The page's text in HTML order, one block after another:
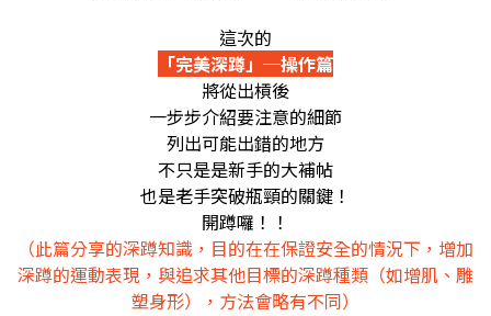
這次的
「完美深蹲」─操作篇
將從出槓後
一步步介紹要注意的細節
列出可能出錯的地方
不只是是新手的大補帖
也是老手突破瓶頸的關鍵！
開蹲囉！！
（此篇分享的深蹲知識，目的在在保證安全的情況下，增加
深蹲的運動表現，與追求其他目標的深蹲種類（如增肌、雕
塑身形），方法會略有不同）